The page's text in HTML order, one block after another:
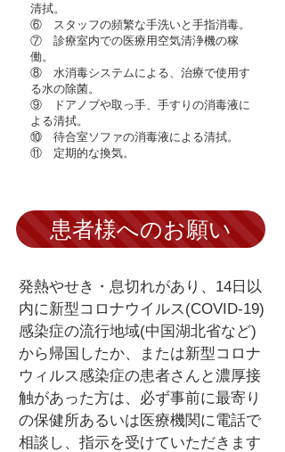
清拭。
⑥ スタッフの頻繁な手洗いと手指消毒。
⑦ 診療室内での医療用空気清浄機の稼
働。
⑧ 水消毒システムによる、治療で使用す
る水の除菌。
⑨ ドアノブや取っ手、手すりの消毒液に
よる清拭。
⑩ 待合室ソファの消毒液による清拭。
⑪ 定期的な換気。
患者様へのお願い
発熱やせき・息切れがあり、14日以
内に新型コロナウイルス(COVID-19)
感染症の流行地域(中国湖北省など)
から帰国したか、または新型コロナ
ウィルス感染症の患者さんと濃厚接
触があった方は、必ず事前に最寄り
の保健所あるいは医療機関に電話で
相談し、指示を受けていただきます